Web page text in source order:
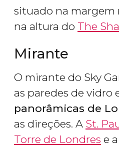
situado na margem
na altura do The
Mirante
O mirante do Sky
as paredes de vidro
panorâmicas de
as direções. A St.
Torre de Londres e a